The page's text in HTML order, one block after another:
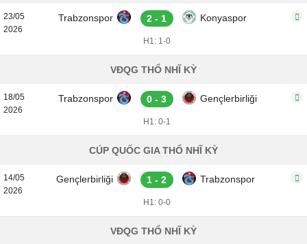
23/05
2026
Trabzonspor 2 - 1 Konyaspor
H1: 1-0
VĐQG THỔ NHĨ KỲ
18/05
2026
Trabzonspor 0 - 3 Gençlerbirliği
H1: 0-1
CÚP QUỐC GIA THỔ NHĨ KỲ
14/05
2026
Gençlerbirliği 1 - 2 Trabzonspor
H1: 0-0
VĐQG THỔ NHĨ KỲ